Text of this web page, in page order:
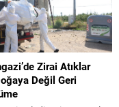
3 milyon TL’ye kadar
kentsel dönüşüm
tarafından
karşılandı. İnşaat
Sanayicileri ve İş
Federasyonu (İMSİFED)
Müteahhitleri
Zirai Atıklar
Değil Geri